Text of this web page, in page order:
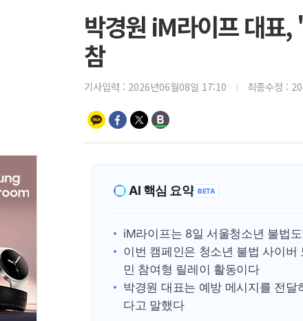
박경원 iM라이프 대표
참
기사입력 : 2026년06월08일 17:10 최종수정 :
AI 핵심 요약 BETA
iM라이프는 8일 서울청소년 불법
이번 캠페인은 청소년 불법 사이
민 참여형 릴레이 활동이다
박경원 대표는 예방 메시지를 전
다고 말했다